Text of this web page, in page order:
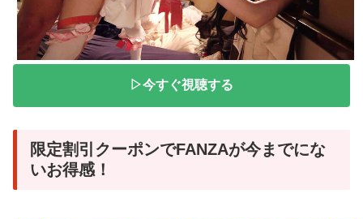
▷今すぐ視聴する
限定割引クーポンでFANZAが今までにな
いお得感！